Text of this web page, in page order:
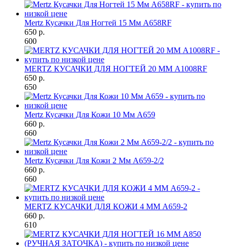
Mertz Кусачки Для Ногтей 15 Мм A658RF
650 р.
600
MERTZ КУСАЧКИ ДЛЯ НОГТЕЙ 20 ММ A1008RF
650 р.
650
Mertz Кусачки Для Кожи 10 Мм A659
660 р.
660
Mertz Кусачки Для Кожи 2 Мм A659-2/2
660 р.
660
MERTZ КУСАЧКИ ДЛЯ КОЖИ 4 ММ A659-2
660 р.
610